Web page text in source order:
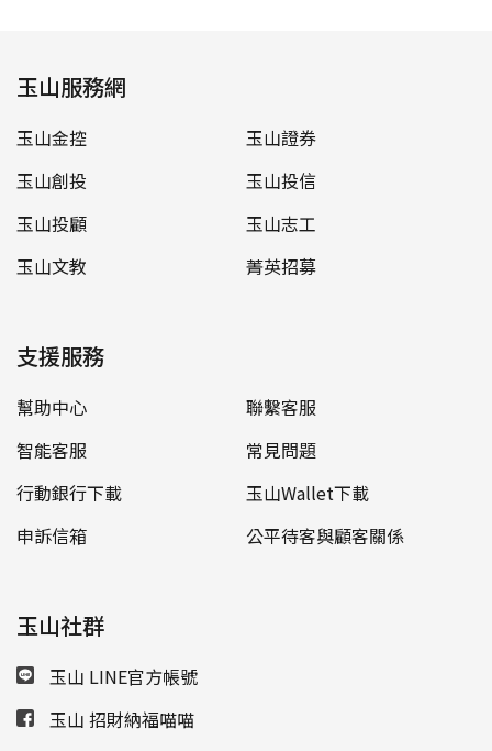
玉山服務網
玉山金控
玉山證券
玉山創投
玉山投信
玉山投顧
玉山志工
玉山文教
菁英招募
支援服務
幫助中心
聯繫客服
智能客服
常見問題
行動銀行下載
玉山Wallet下載
申訴信箱
公平待客與顧客關係
玉山社群
玉山 LINE官方帳號
玉山 招財納福喵喵